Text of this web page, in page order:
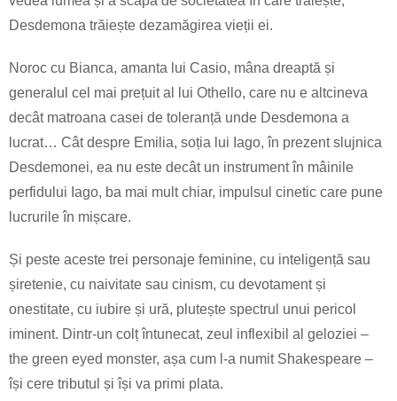
Desdemona trăiește dezamăgirea vieții ei.
Noroc cu Bianca, amanta lui Casio, mâna dreaptă și
generalul cel mai prețuit al lui Othello, care nu e altcineva
decât matroana casei de toleranță unde Desdemona a
lucrat… Cât despre Emilia, soția lui Iago, în prezent slujnica
Desdemonei, ea nu este decât un instrument în mâinile
perfidului Iago, ba mai mult chiar, impulsul cinetic care pune
lucrurile în mișcare.
Și peste aceste trei personaje feminine, cu inteligență sau
șiretenie, cu naivitate sau cinism, cu devotament și
onestitate, cu iubire și ură, plutește spectrul unui pericol
iminent. Dintr-un colț întunecat, zeul inflexibil al geloziei –
the green eyed monster, așa cum l-a numit Shakespeare –
își cere tributul și își va primi plata.